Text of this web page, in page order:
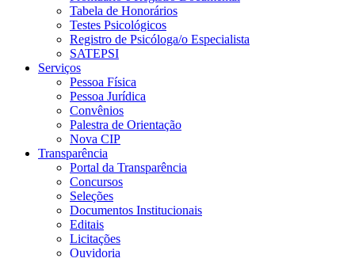
Tabela de Honorários
Testes Psicológicos
Registro de Psicóloga/o Especialista
SATEPSI
Serviços
Pessoa Física
Pessoa Jurídica
Convênios
Palestra de Orientação
Nova CIP
Transparência
Portal da Transparência
Concursos
Seleções
Documentos Institucionais
Editais
Licitações
Ouvidoria